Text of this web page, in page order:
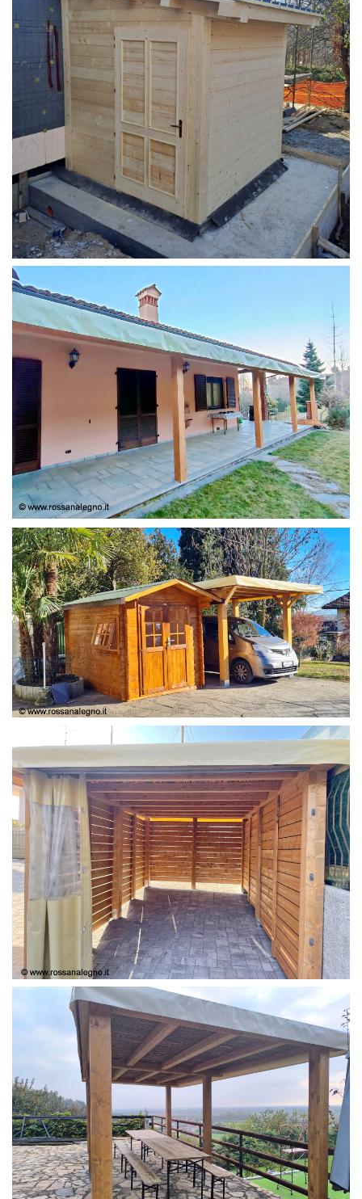
STRUTTURA ADDOSSATA PER LOCALE CALDAIA
COPERTURA
CASETTA E COPERTURA AUTO